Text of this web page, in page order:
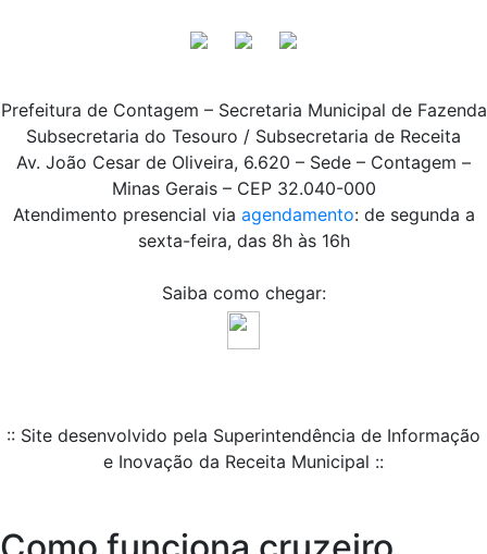
Prefeitura de Contagem – Secretaria Municipal de Fazenda
Subsecretaria do Tesouro / Subsecretaria de Receita
Av. João Cesar de Oliveira, 6.620 – Sede – Contagem –
Minas Gerais – CEP 32.040-000
Atendimento presencial via agendamento: de segunda a
sexta-feira, das 8h às 16h
Saiba como chegar:
:: Site desenvolvido pela Superintendência de Informação
e Inovação da Receita Municipal ::